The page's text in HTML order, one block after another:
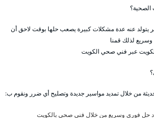
الصحية؟
يتولد عنه عدة مشكلات كبيرة يصعب حلها بوقت لاحق أن
لذلك قمنا
عبر فني صحي الكويت
من خلال تمديد مواسير جديدة وتصليح أي ضرر ونقوم ب:
حل فوري وسريع من خلال فني صحي بالكويت